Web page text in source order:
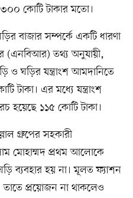
কোটি টাকার মতো।
বাজার সম্পর্কে একটি ধারণা
(এনবিআর) তথ্য অনুযায়ী,
ও ঘড়ির যন্ত্রাংশ আমদানিতে
টাকা। এর মধ্যে যন্ত্রাংশ
হয়েছে ১১৫ কোটি টাকা।
গ্রুপের সহকারী
মোহাম্মদ প্রথম আলোকে
ব্যবহার হয় না। মূলত ফ্যাশন
তাতে প্রয়োজন না থাকলেও